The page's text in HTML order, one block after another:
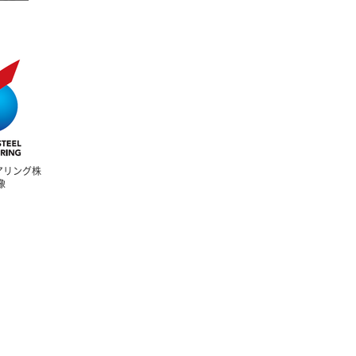
リング株